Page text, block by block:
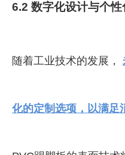
6.2 数字化设计与个性
随着工业技术的发展，
化的定制选项，以满足